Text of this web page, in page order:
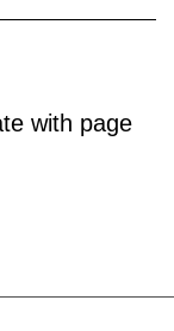
with page